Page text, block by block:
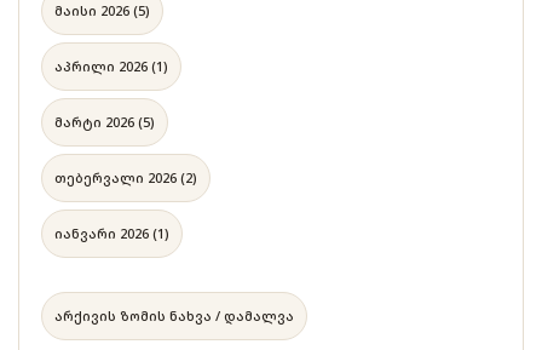
მაისი 2026 (5)
აპრილი 2026 (1)
მარტი 2026 (5)
თებერვალი 2026 (2)
იანვარი 2026 (1)
არქივის ზომის ნახვა / დამალვა